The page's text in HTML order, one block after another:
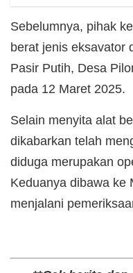
Sebelumnya, pihak
berat jenis eksavator
Pasir Putih, Desa
pada 12 Maret 2025.
Selain menyita alat
dikabarkan telah
diduga merupakan
Keduanya dibawa ke
menjalani